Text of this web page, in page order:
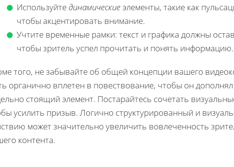
Используйтединамическиеэлементы, такие как
чтобы акцентировать внимание.
Учтите временные рамки: текст и графика должны
чтобы зритель успел прочитать и понять информацию.
того, не забывайте об общей концепции вашего
органично вплетен в повествование, чтобы он
стоящий элемент. Постарайтесь сочетать
усилить призыв. Логично структурированный и
может значительно увеличить вовлеченность
контента.